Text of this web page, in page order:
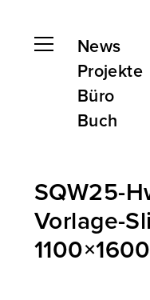
News
Projekte
Büro
Buch
SQW25-
Vorlage-
1100×1600